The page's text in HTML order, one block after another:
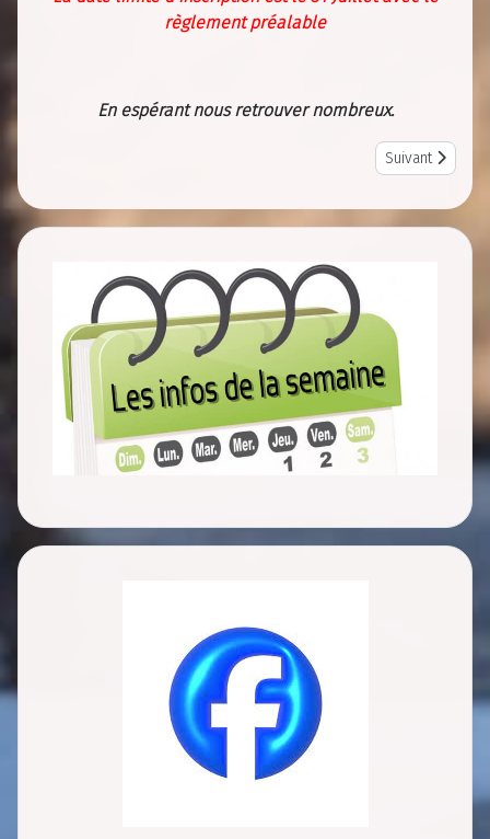
règlement préalable
En espérant nous retrouver nombreux.
Next article:
Suivant